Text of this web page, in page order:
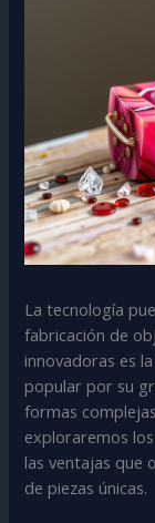
La tecnología
fabricación de
innovadoras es
popular por su
formas
exploraremos
las ventajas que
de piezas únicas.